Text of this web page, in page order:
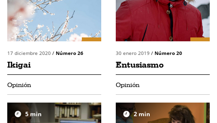
17 diciembre 2020 / Número 26
Ikigai
30 enero 2019 / Número 20
Entusiasmo
Opinión
5min
Opinión
2 min